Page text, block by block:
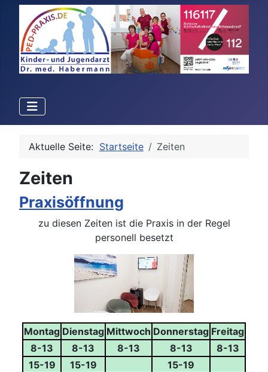
Aktuelle Seite: Startseite Zeiten
Zeiten
Praxisöffnung
zu diesen Zeiten ist die Praxis in der Regel
personell besetzt
Montag Dienstag Mittwoch Donnerstag Freitag
8-13
8-13 8-13 8-13
8-13
15-19
15-19 15-19